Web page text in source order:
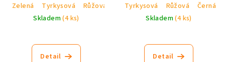
Zelená
Tyrkysová Růžová
Černá
Skladem(4 ks)
Detail
Tyrkysová
Růžová
Černá
Skladem(4 ks)
hodnocení
produktu
Detail